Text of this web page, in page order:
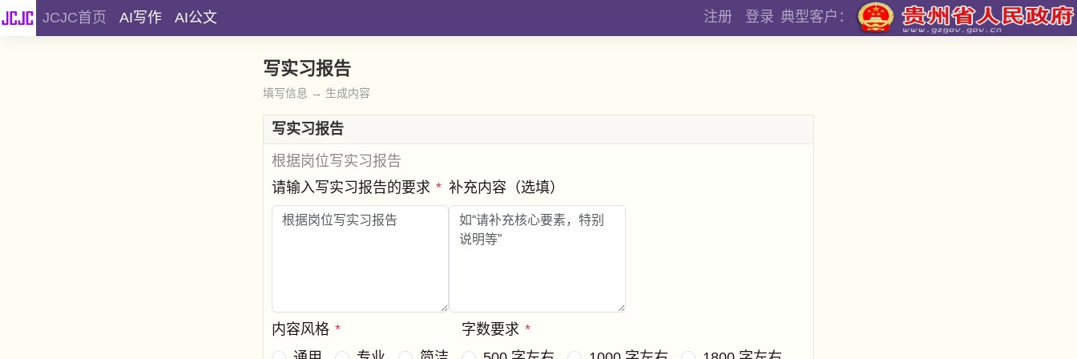
JCJC首页 AI写作 AI公文 注册 登录 典型客户：
写实习报告
填写信息 → 生成内容
写实习报告
根据岗位写实习报告
请输入写实习报告的要求 * 补充内容（选填）
内容风格 *
字数要求 *